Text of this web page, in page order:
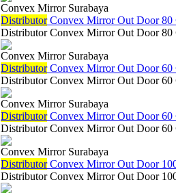
Convex Mirror Surabaya
DistributorConvex Mirror Out Door 80
Distributor Convex Mirror Out Door 80
Convex Mirror Surabaya
DistributorConvex Mirror Out Door 60
Distributor Convex Mirror Out Door 60
Convex Mirror Surabaya
DistributorConvex Mirror Out Door 60
Distributor Convex Mirror Out Door 60
Convex Mirror Surabaya
DistributorConvex Mirror Out Door
Distributor Convex Mirror Out Door